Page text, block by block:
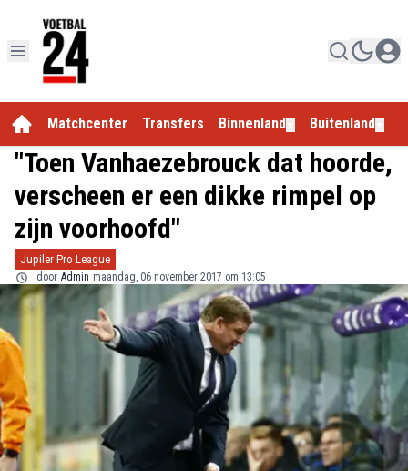
Matchcenter Transfers Binnenland Buitenland
"Toen Vanhaezebrouck dat hoorde,
verscheen er een dikke rimpel op
zijn voorhoofd"
Jupiler Pro League
door Admin maandag, 06 november 2017 om 13:05